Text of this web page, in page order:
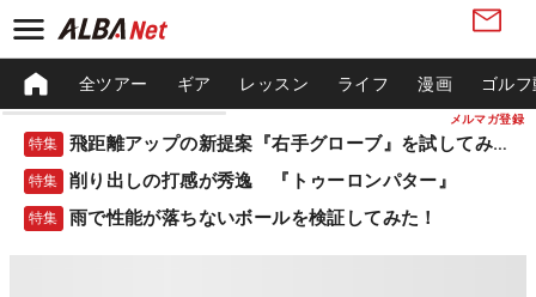
メルマガ登録
全ツアー ギア レッスン ライフ 漫画 ゴル
特集 飛距離アップの新提案『右手グローブ』を試してみた！
特集 削り出しの打感が秀逸 『トゥーロンパター』
特集 雨で性能が落ちないボールを検証してみた！